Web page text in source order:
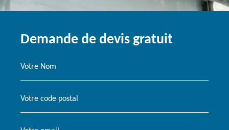
Demande de devis gratuit